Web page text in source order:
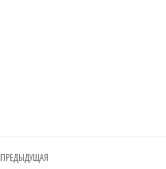
Навигация
Предыдущая
ПРЕДЫДУЩАЯ